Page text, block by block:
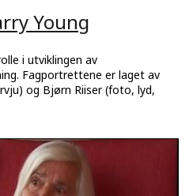
Young
i utviklingen av
Fagportrettene er laget av
og Bjørn Riiser (foto, lyd,